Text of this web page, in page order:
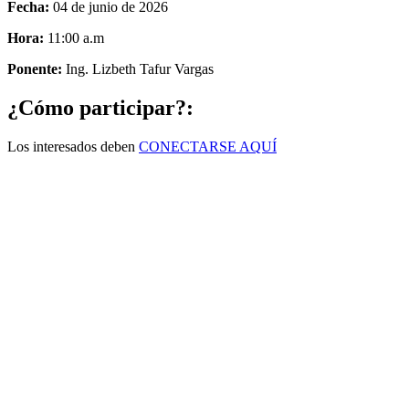
Fecha: 04 de junio de 2026
Hora: 11:00 a.m
Ponente: Ing. Lizbeth Tafur Vargas
¿Cómo participar?:
Los interesados deben CONECTARSE AQUÍ